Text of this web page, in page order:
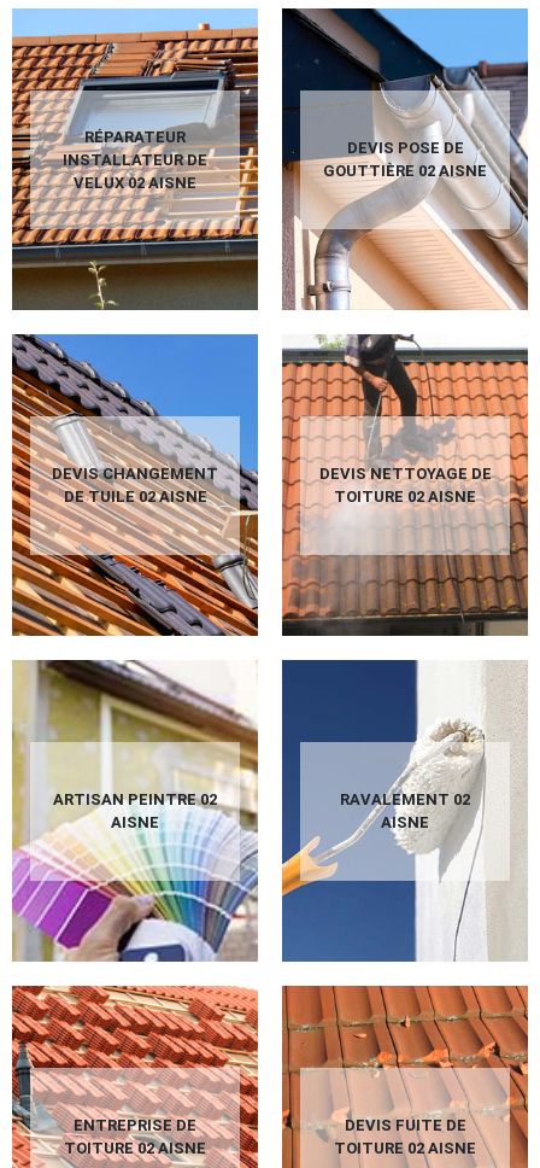
RÉPARATEUR
INSTALLATEUR DE
VELUX 02 AISNE
DEVIS POSE DE
GOUTTIÈRE 02 AISNE
DEVIS CHANGEMENT
DE TUILE 02 AISNE
DEVIS NETTOYAGE DE
TOITURE 02 AISNE
ARTISAN PEINTRE 02
AISNE
RAVALEMENT 02
AISNE
ENTREPRISE DE
TOITURE 02 AISNE
DEVIS FUITE DE
TOITURE 02 AISNE